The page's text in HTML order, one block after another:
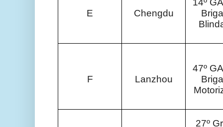
E Chengdu
14º
F Lanzhou
47º
27º